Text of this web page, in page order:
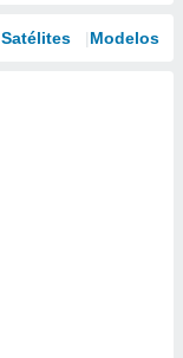
Satélites Modelos